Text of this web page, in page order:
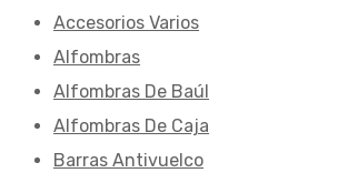
Accesorios Varios
Alfombras
Alfombras De Baúl
Alfombras De Caja
Barras Antivuelco